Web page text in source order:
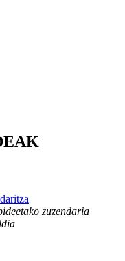
zuzendaria